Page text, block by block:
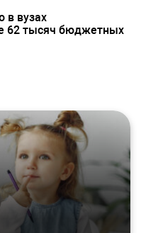
в вузах
62 тысяч бюджетных